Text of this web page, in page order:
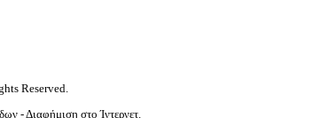
Reserved.
- Διαφήμιση στο Ίντερνετ.